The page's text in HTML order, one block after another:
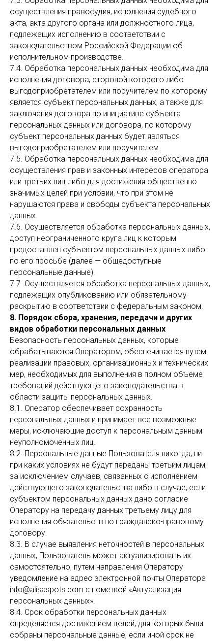
осуществления правосудия, исполнения судебного
акта, акта другого органа или должностного лица,
подлежащих исполнению в соответствии с
законодательством Российской Федерации об
исполнительном производстве.
7.4. Обработка персональных данных необходима для
исполнения договора, стороной которого либо
выгодоприобретателем или поручителем по которому
является субъект персональных данных, а также для
заключения договора по инициативе субъекта
персональных данных или договора, по которому
субъект персональных данных будет являться
выгодоприобретателем или поручителем.
7.5. Обработка персональных данных необходима для
осуществления прав и законных интересов оператора
или третьих лиц либо для достижения общественно
значимых целей при условии, что при этом не
нарушаются права и свободы субъекта персональных
данных.
7.6. Осуществляется обработка персональных данных,
доступ неограниченного круга лиц к которым
предоставлен субъектом персональных данных либо
по его просьбе (далее — общедоступные
персональные данные).
7.7. Осуществляется обработка персональных данных,
подлежащих опубликованию или обязательному
раскрытию в соответствии с федеральным законом.
8. Порядок сбора, хранения, передачи и других
видов обработки персональных данных
Безопасность персональных данных, которые
обрабатываются Оператором, обеспечивается путем
реализации правовых, организационных и технических
мер, необходимых для выполнения в полном объеме
требований действующего законодательства в
области защиты персональных данных.
8.1. Оператор обеспечивает сохранность
персональных данных и принимает все возможные
меры, исключающие доступ к персональным данным
неуполномоченных лиц.
8.2. Персональные данные Пользователя никогда, ни
при каких условиях не будут переданы третьим лицам,
за исключением случаев, связанных с исполнением
действующего законодательства либо в случае, если
субъектом персональных данных дано согласие
Оператору на передачу данных третьему лицу для
исполнения обязательств по гражданско-правовому
договору.
8.3. В случае выявления неточностей в персональных
данных, Пользователь может актуализировать их
самостоятельно, путем направления Оператору
уведомление на адрес электронной почты Оператора
info@alisaspots.com с пометкой «Актуализация
персональных данных».
8.4. Срок обработки персональных данных
определяется достижением целей, для которых были
собраны персональные данные, если иной срок не